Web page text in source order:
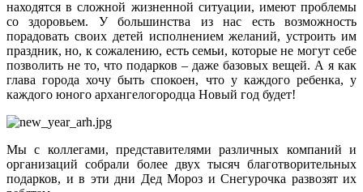
находятся в сложной жизненной ситуации, имеют проблемы
со здоровьем. У большинства из нас есть возможность
порадовать своих детей исполнением желаний, устроить им
праздник, но, к сожалению, есть семьи, которые не могут себе
позволить не то, что подарков – даже базовых вещей. А я как
глава города хочу быть спокоен, что у каждого ребенка, у
каждого юного архангелогородца Новый год будет!
Мы с коллегами, представителями различных компаний и
организаций собрали более двух тысяч благотворительных
подарков, и в эти дни Дед Мороз и Снегурочка развозят их